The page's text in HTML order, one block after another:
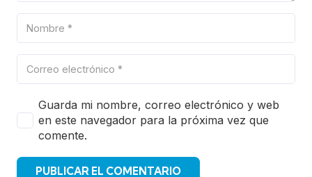
Guarda mi nombre, correo electrónico y web
en este navegador para la próxima vez que
comente.
PUBLICAR EL COMENTARIO